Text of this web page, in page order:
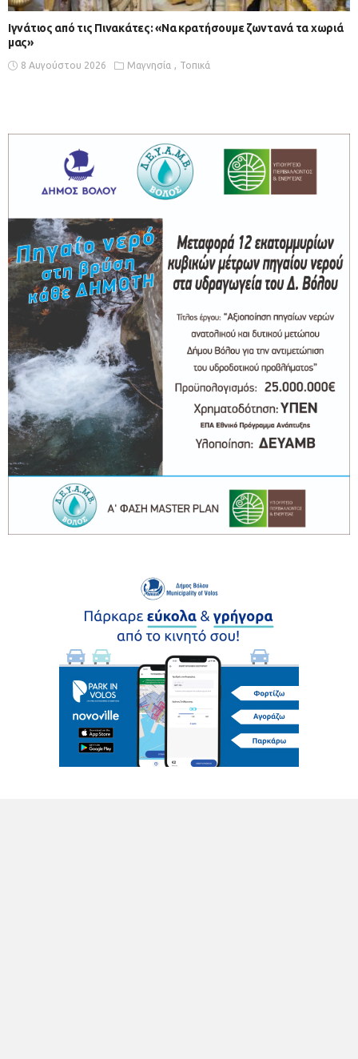
Ιγνάτιος από τις Πινακάτες: «Να κρατήσουμε ζωντανά τα χωριά
μας»
8 Αυγούστου 2026 Μαγνησία Τοπικά